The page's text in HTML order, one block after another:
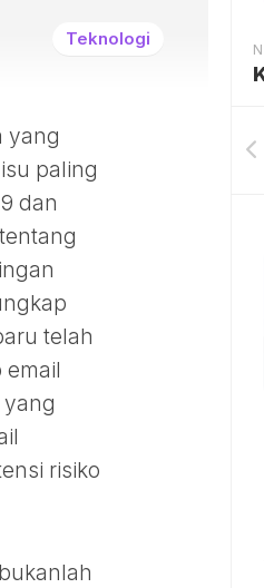
Teknologi
yang
paling
dan
telah
risiko